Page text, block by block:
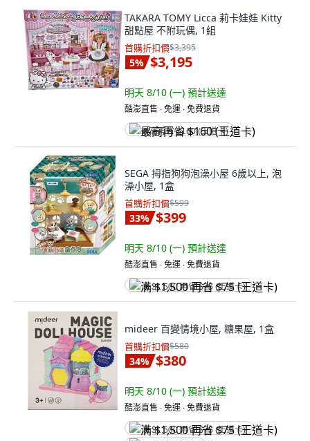
TAKARA TOMY Licca 莉卡娃娃 Kitty
甜點屋 不附玩偶, 1組
首購折扣價$3,395
5% $3,195
明天 8/10 (一) 預計送達
酷澎直售 ∙ 免運 ∙ 免費退貨
最高再省 $160 (王道卡)
SEGA 拇指狗狗泡澡小屋 6歲以上, 泡
澡小屋, 1盒
首購折扣價$599
33% $399
明天 8/10 (一) 預計送達
酷澎直售 ∙ 免運 ∙ 免費退貨
满 $1,500 再省 $75 (王道卡)
mideer 百變情境小屋, 糖果屋, 1盒
首購折扣價$580
34% $380
明天 8/10 (一) 預計送達
酷澎直售 ∙ 免運 ∙ 免費退貨
满 $1,500 再省 $75 (王道卡)